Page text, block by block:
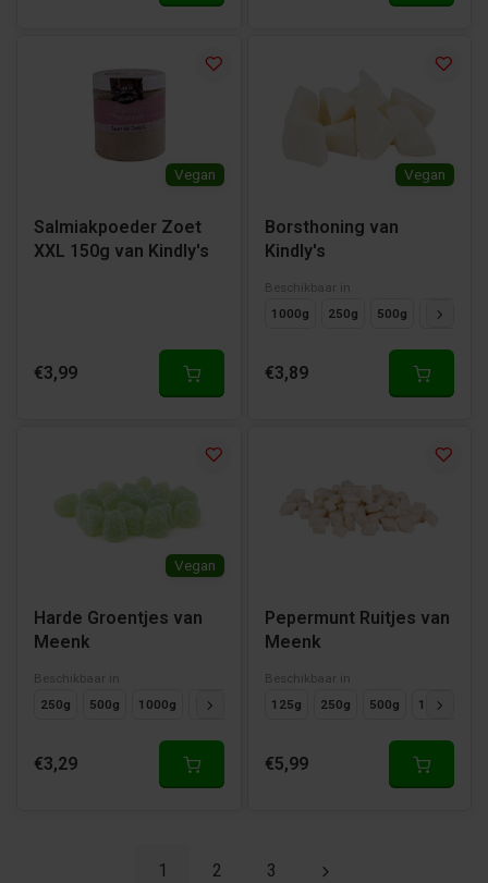
Vegan
Salmiakpoeder Zoet
XXL 150g van Kindly's
€3,99
Vegan
Borsthoning van
Kindly's
Beschikbaar in
1000g
250g 500g 125g
€3,89
Vegan
Harde Groentjes van
Meenk
Beschikbaar in
250g
500g 1000g 125g
€3,29
Pepermunt Ruitjes van
Meenk
Beschikbaar in
125g
250g 500g 1000g
€5,99
1 2 3